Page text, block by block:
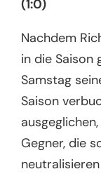
(1:0)
Nachdem
in die Saison
Samstag
Saison
Gegner, die